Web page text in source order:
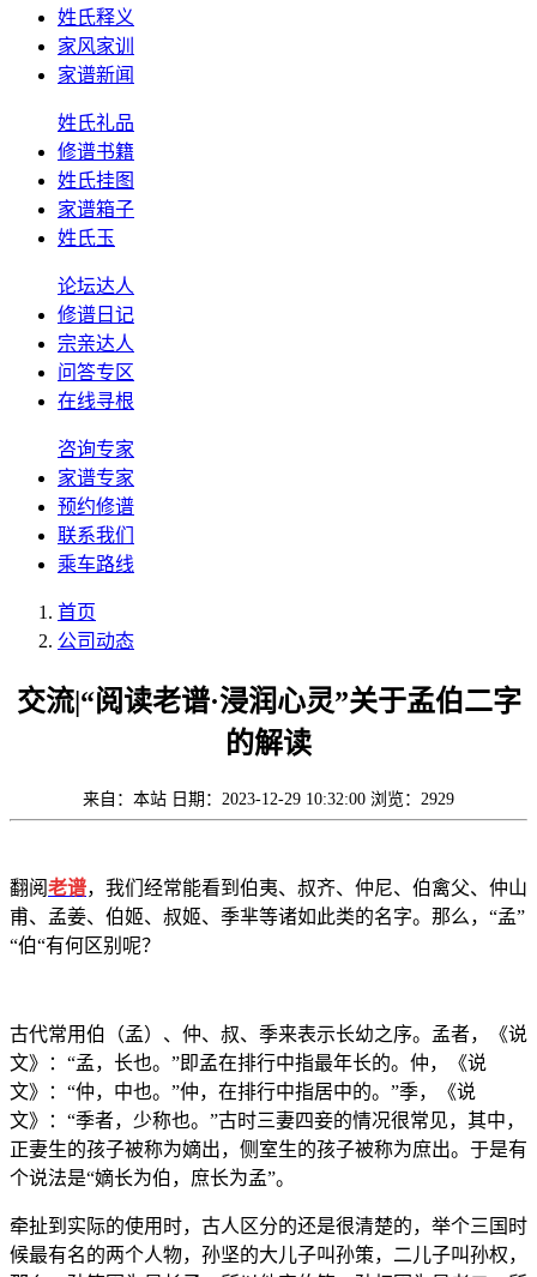
姓氏释义
家风家训
家谱新闻
姓氏礼品
修谱书籍
姓氏挂图
家谱箱子
姓氏玉
论坛达人
修谱日记
宗亲达人
问答专区
在线寻根
咨询专家
家谱专家
预约修谱
联系我们
乘车路线
首页
公司动态
交流|“阅读老谱·浸润心灵”关于孟伯二字
的解读
来自：本站 日期：2023-12-29 10:32:00 浏览：2929
翻阅老谱，我们经常能看到伯夷、叔齐、仲尼、伯禽父、仲山
甫、孟姜、伯姬、叔姬、季芈等诸如此类的名字。那么，“孟”
“伯“有何区别呢？
古代常用伯（孟）、仲、叔、季来表示长幼之序。孟者，《说
文》：“孟，长也。”即孟在排行中指最年长的。仲，《说
文》：“仲，中也。”仲，在排行中指居中的。”季，《说
文》：“季者，少称也。”古时三妻四妾的情况很常见，其中，
正妻生的孩子被称为嫡出，侧室生的孩子被称为庶出。于是有
个说法是“嫡长为伯，庶长为孟”。
牵扯到实际的使用时，古人区分的还是很清楚的，举个三国时
候最有名的两个人物，孙坚的大儿子叫孙策，二儿子叫孙权，